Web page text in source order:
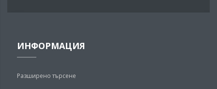
ИНФОРМАЦИЯ
Разширено търсене